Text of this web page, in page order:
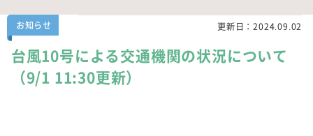
お知らせ 更新日：2024.09.02
台風10号による交通機関の状況について
（9/1 11:30更新）